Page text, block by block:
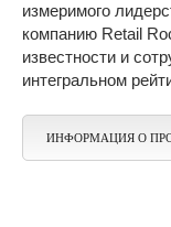
измеримого
компанию Retail
известности и
интегральном
ИНФОРМАЦИЯ О